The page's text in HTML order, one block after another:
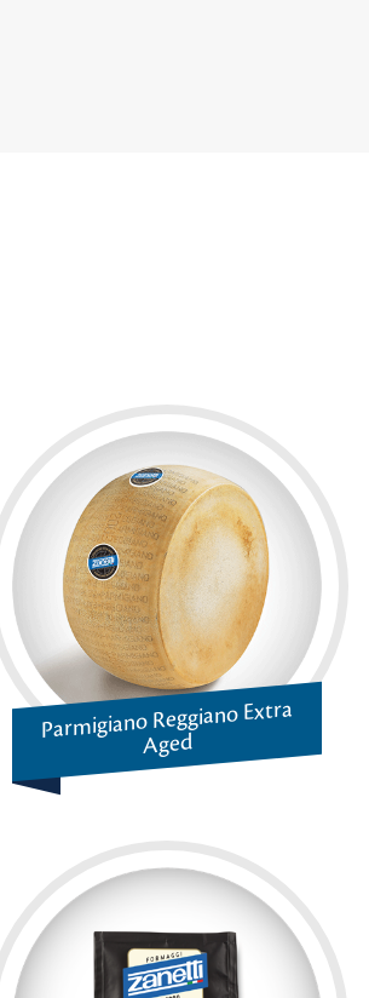
Parmigiano Reggiano Extra
Aged